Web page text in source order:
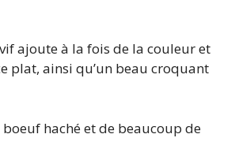
ajoute à la fois de la couleur et
plat, ainsi qu’un beau croquant
boeuf haché et de beaucoup de